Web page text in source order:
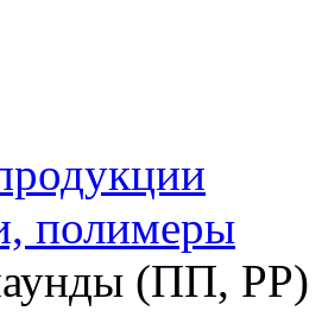
полимеры
(ПП, PP)